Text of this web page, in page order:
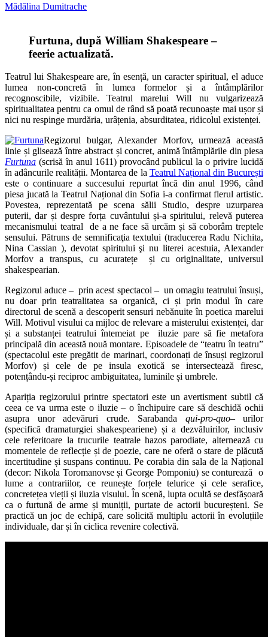
Mădălina Dumitrache
Furtuna, după William Shakespeare –
feerie actualizată.
Teatrul lui Shakespeare are, în esență, un caracter spiritual, el aduce
lumea non-concretă în lumea formelor și a întâmplărilor
recognoscibile, vizibile. Teatrul marelui Will nu vulgarizează
spiritualitatea pentru ca omul de rând să poată recunoaște mai ușor și
nici nu respinge murdăria, urâțenia, absurditatea, ridicolul existenței.
Regizorul bulgar, Alexander Morfov, urmează această
linie și glisează între abstract și concret, animă întâmplările din piesa
Furtuna (scrisă în anul 1611) provocând publicul la o privire lucidă
în adâncurile realității. Montarea de la Teatrul Național din București
este o continuare a succesului repurtat încă din anul 1996, când
piesa jucată la Teatrul Național din Sofia i-a confirmat flerul artistic.
Povestea, reprezentată pe scena sălii Studio, despre uzurparea
puterii, dar și despre forța cuvântului și-a spiritului, relevă puterea
mecanismului teatral de a ne face să urcăm și să coborâm treptele
sensului. Pătruns de semnificaţia textului (traducerea Radu Nichita,
Nina Cassian ), devotat spiritului şi nu literei acestuia, Alexander
Morfov a transpus, cu acuratețe și cu originalitate, universul
shakespearian.
Regizorul aduce – prin acest spectacol – un omagiu teatrului însuși,
nu doar prin teatralitatea sa organică, ci și prin modul în care
directorul de scenă a descoperit sensuri nebănuite în poetica marelui
Will. Motivul visului ca mijloc de relevare a misterului existenței, dar
și a substanței teatrului întemeiat pe iluzie pare să fie metafora
principală din această nouă montare. Episoadele de “teatru în teatru”
(spectacolul este pregătit de marinari, coordonați de însuși regizorul
Morfov) și cele de pe insula exotică se intersectează firesc,
potențându-și reciproc ambiguitatea, luminile și umbrele.
Apariția regizorului printre spectatori este un avertisment subtil că
ceea ce va urma este o iluzie – o închipuire care să deschidă ochii
asupra unor adevăruri crude. Sarabanda qui-pro-quo– urilor
(specifică dramaturgiei shakespeariene) și a dezvăluirilor, inclusiv
cele referitoare la trucurile teatrale hazos parodiate, alternează cu
momentele de reflecție și de poezie, care ne oferă o stare de plăcută
incertitudine și suspans continuu. Pe corabia din sala de la Național
(decor: Nikola Toromanovse și George Pomponiu) se conturează o
lume a contrariilor, ce reunește forțele telurice și cele serafice,
concretețea vieții și iluzia visului. În scenă, lupta ocultă se desfășoară
ca o furtună de arme și muniții, purtate de actorii bucureșteni. Se
practică un joc de echipă, care solicită multiplu actorii în evoluțiile
individuale, dar și în ciclica revenire colectivă.